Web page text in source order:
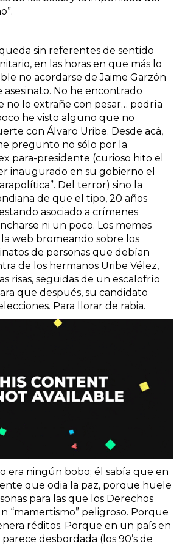
sin referentes de sentido
en las horas en que más lo
no acordarse de Jaime Garzón
asesinato. No he encontrado
no lo extrañe con pesar… podría
he visto alguno que no
con Álvaro Uribe. Desde acá,
pregunto no sólo por la
para-presidente (curioso hito el
inaugurado en su gobierno el
Del terror) sino la
de que el tipo, 20 años
asociado a crímenes
ni un poco. Los memes
web bromeando sobre los
de personas que debían
de los hermanos Uribe Vélez,
risas, seguidas de un escalofrío
que después, su candidato
Para llorar de rabia.
era ningún bobo; él sabía que en
que odia la paz, porque huele
para las que los Derechos
“mamertismo” peligroso. Porque
réditos. Porque en un país en
desbordada (los 90’s de